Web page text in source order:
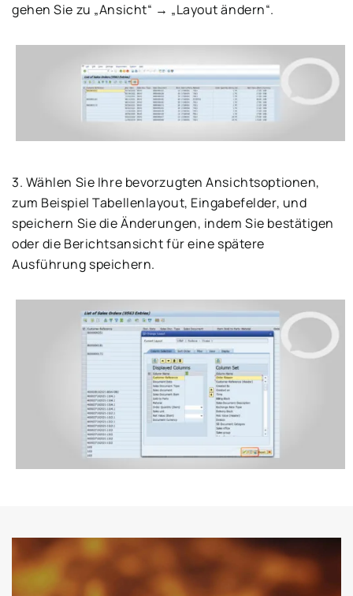
gehen Sie zu „Ansicht“ → „Layout ändern“.
3. Wählen Sie Ihre bevorzugten Ansichtsoptionen,
zum Beispiel Tabellenlayout, Eingabefelder, und
speichern Sie die Änderungen, indem Sie bestätigen
oder die Berichtsansicht für eine spätere
Ausführung speichern.